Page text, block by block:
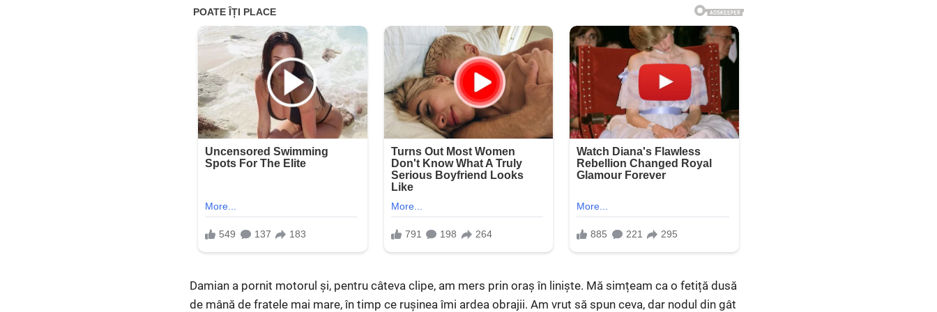
Damian a pornit motorul și, pentru câteva clipe, am mers prin oraș în liniște. Mă simțeam ca o fetiță dusă
de mână de fratele mai mare, în timp ce rușinea îmi ardea obrajii. Am vrut să spun ceva, dar nodul din gât